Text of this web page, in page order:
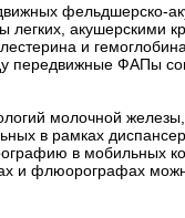
фельдшерско-
акушерскими
и
передвижные ФАПы
молочной
в рамках
в мобильных
и флюорографах